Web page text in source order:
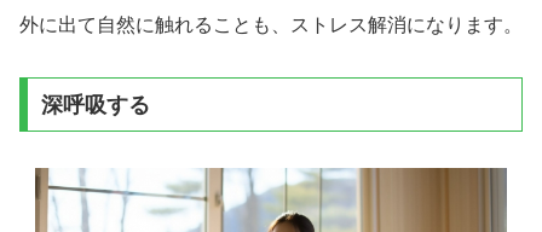
外に出て自然に触れることも、ストレス解消になります。
深呼吸する